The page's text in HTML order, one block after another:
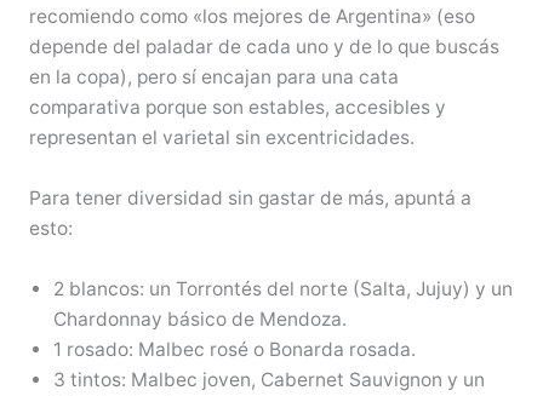
recomiendo como «los mejores de Argentina» (eso
depende del paladar de cada uno y de lo que buscás
en la copa), pero sí encajan para una cata
comparativa porque son estables, accesibles y
representan el varietal sin excentricidades.
Para tener diversidad sin gastar de más, apuntá a
esto:
2 blancos: un Torrontés del norte (Salta, Jujuy) y un
Chardonnay básico de Mendoza.
1 rosado: Malbec rosé o Bonarda rosada.
3 tintos: Malbec joven, Cabernet Sauvignon y un